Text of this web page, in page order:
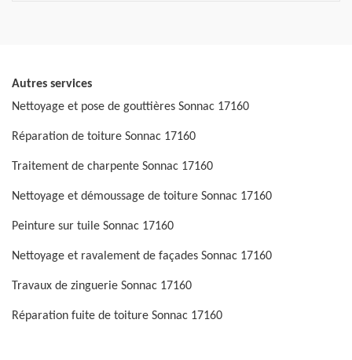
Autres services
Nettoyage et pose de gouttières Sonnac 17160
Réparation de toiture Sonnac 17160
Traitement de charpente Sonnac 17160
Nettoyage et démoussage de toiture Sonnac 17160
Peinture sur tuile Sonnac 17160
Nettoyage et ravalement de façades Sonnac 17160
Travaux de zinguerie Sonnac 17160
Réparation fuite de toiture Sonnac 17160